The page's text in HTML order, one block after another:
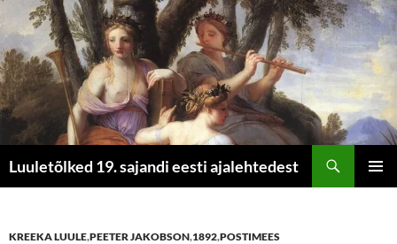
Luuletõlked 19. sajandi eesti ajalehtedest
KREEKA LUULE,PEETER JAKOBSON,1892,POSTIMEES